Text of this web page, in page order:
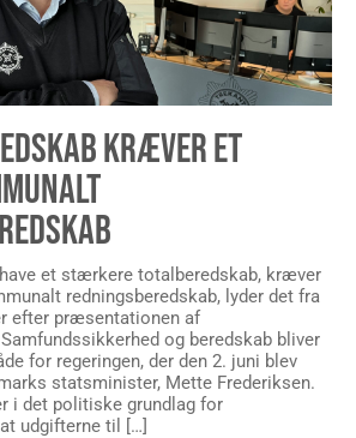
KRÆVER ET
et stærkere totalberedskab, kræver
redningsberedskab, lyder det fra
efter præsentationen af
og beredskab bliver
for regeringen, der den 2. juni blev
statsminister, Mette Frederiksen.
i det politiske grundlag for
udgifterne til […]